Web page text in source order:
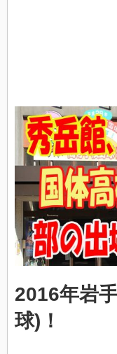
2016年岩
球)！